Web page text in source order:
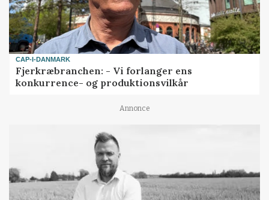
CAP-I-DANMARK
Fjerkræbranchen: - Vi forlanger ens
konkurrence- og produktionsvilkår
Annonce